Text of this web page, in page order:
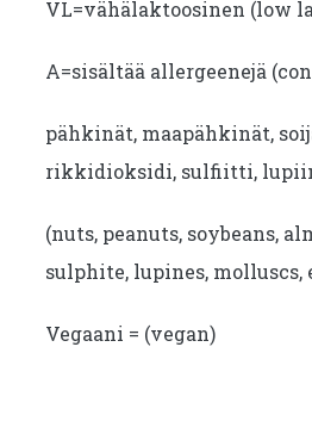
VL=vähälaktoosinen (low
A=sisältää allergeenejä
pähkinät, maapähkinät,
rikkidioksidi, sulfiitti,
(nuts, peanuts, soybeans,
sulphite, lupines, molluscs,
Vegaani = (vegan)